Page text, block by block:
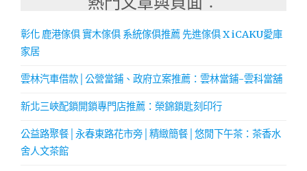
彰化 鹿港傢俱 實木傢俱 系統傢俱推薦 先進傢俱 X iCAKU愛庫
家居
雲林汽車借款│公營當鋪、政府立案推薦：雲林當鋪-雲科當舖
新北三峽配鎖開鎖專門店推薦：榮錦鎖匙刻印行
公益路聚餐│永春東路花市旁│精緻簡餐│悠閒下午茶：茶香水
舍人文茶館